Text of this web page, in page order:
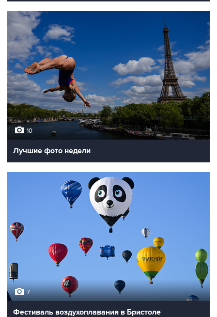
10
Лучшие фото недели
7
Фестиваль воздухоплавания в Бристоле